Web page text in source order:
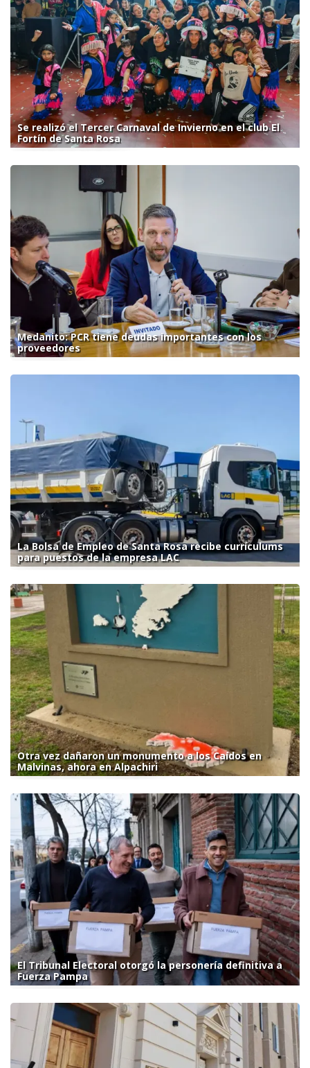
Se realizó el Tercer Carnaval de Invierno en el club El
Fortín de Santa Rosa
Medanito: PCR tiene deudas importantes con los
proveedores
La Bolsa de Empleo de Santa Rosa recibe currículums
para puestos de la empresa LAC
Otra vez dañaron un monumento a los Caídos en
Malvinas, ahora en Alpachiri
El Tribunal Electoral otorgó la personería definitiva a
Fuerza Pampa